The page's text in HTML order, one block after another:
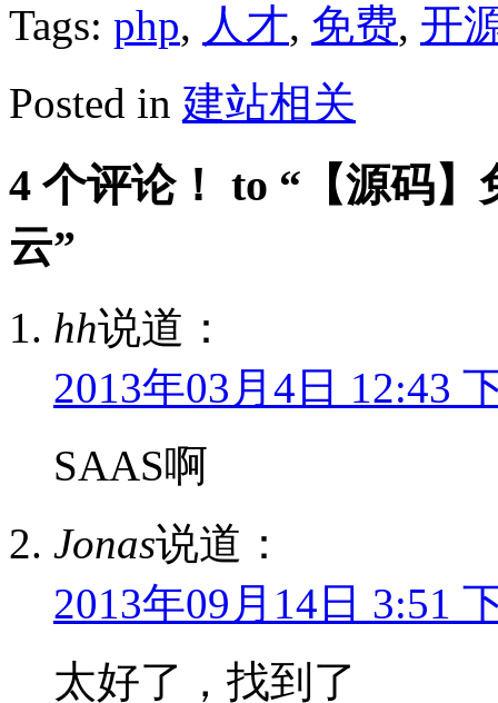
Tags: php, 人才, 免费, 开
Posted in 建站相关
4 个评论！ to “【源码
云”
hh说道：
2013年03月4日 12:43
SAAS啊
Jonas说道：
2013年09月14日 3:51
太好了，找到了